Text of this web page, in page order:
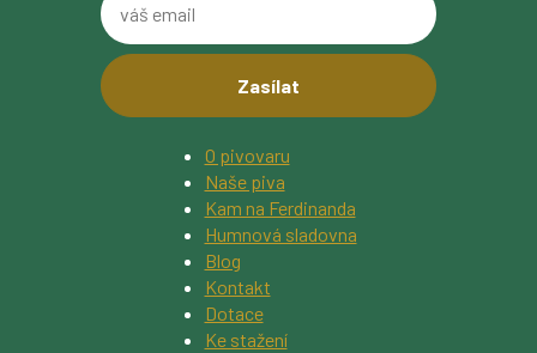
O pivovaru
Naše piva
Kam na Ferdinanda
Humnová sladovna
Blog
Kontakt
Dotace
Ke stažení
váš
email